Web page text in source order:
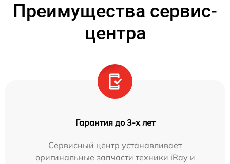
Преимущества сервис-
центра
Гарантия до 3-х лет
Сервисный центр устанавливает
оригинальные запчасти техники iRay и